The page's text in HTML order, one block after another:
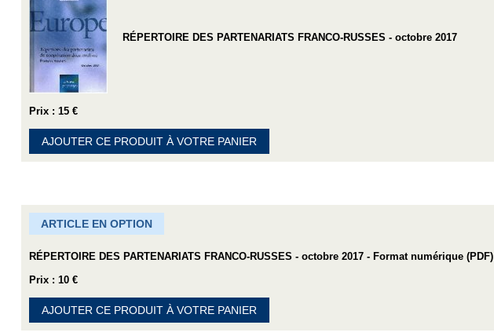
RÉPERTOIRE DES PARTENARIATS FRANCO-RUSSES - octobre 2017
Prix : 15 €
AJOUTER CE PRODUIT À VOTRE PANIER
ARTICLE EN OPTION
RÉPERTOIRE DES PARTENARIATS FRANCO-RUSSES - octobre 2017 - Format numérique (PDF)
Prix : 10 €
AJOUTER CE PRODUIT À VOTRE PANIER